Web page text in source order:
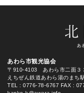
あわら市観光協会
〒910-4103 あわら市二面３
えちぜん鉄道あわら湯のまち
TEL
: 0776-78-6767 FAX :